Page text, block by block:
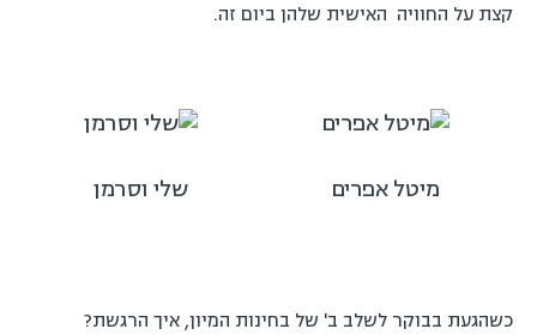
קצת על החוויה האישית שלהן ביום זה.
מיטל אפרים שלי וסרמן
כשהגעת בבוקר לשלב ב' של בחינות המיון, איך הרגשת?